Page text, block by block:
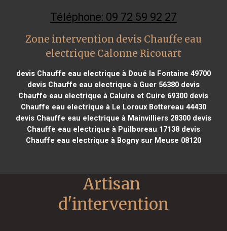
Téléphone: 09 72 59 92 27
Zone intervention devis Chauffe eau
electrique Calonne Ricouart
devis Chauffe eau electrique à Doué la Fontaine 49700
devis Chauffe eau electrique à Guer 56380devis
Chauffe eau electrique à Caluire et Cuire 69300 devis
Chauffe eau electrique à Le Loroux Bottereau 44430
devis Chauffe eau electrique à Mainvilliers 28300devis
Chauffe eau electrique à Puilboreau 17138devis
Chauffe eau electrique à Bogny sur Meuse 08120
Artisan
d'intervention